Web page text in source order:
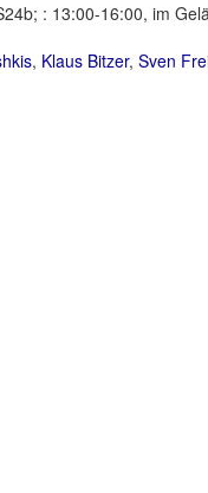
: 13:00-16:00, im
, Klaus Bitzer, Sven